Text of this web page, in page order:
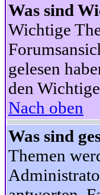
Was sind
Wichtige
gelesen
den
Nach oben
Was sind
Themen